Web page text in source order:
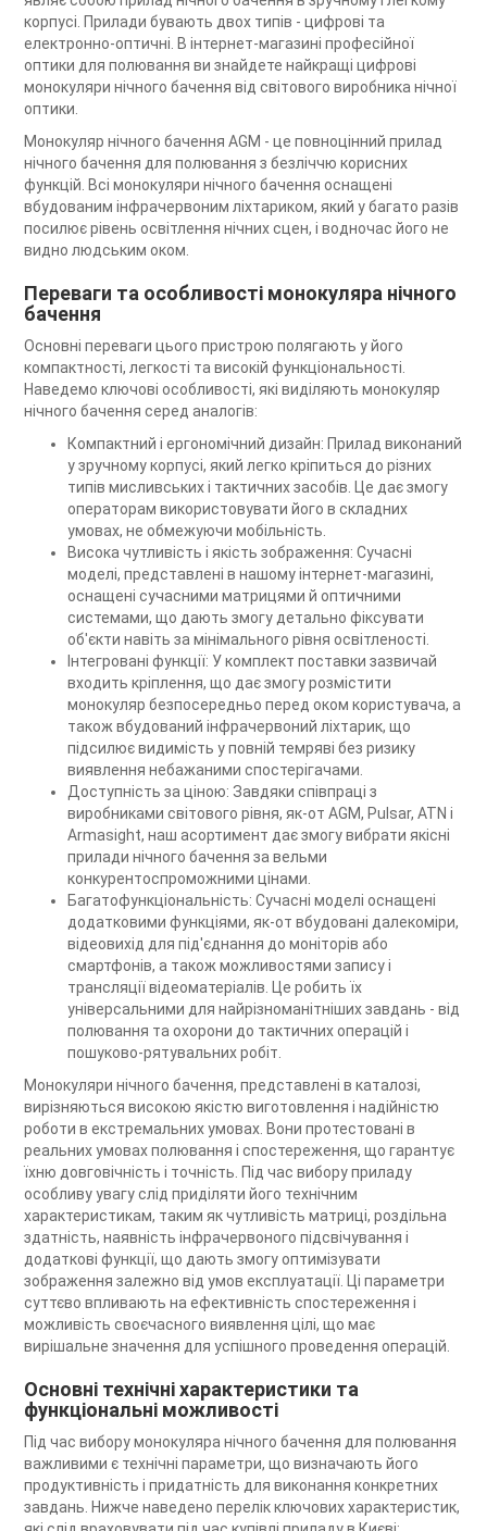
корпусі. Прилади бувають двох типів - цифрові та
електронно-оптичні. В інтернет-магазині професійної
оптики для полювання ви знайдете найкращі цифрові
монокуляри нічного бачення від світового виробника нічної
оптики.
Монокуляр нічного бачення AGM - це повноцінний прилад
нічного бачення для полювання з безліччю корисних
функцій. Всі монокуляри нічного бачення оснащені
вбудованим інфрачервоним ліхтариком, який у багато разів
посилює рівень освітлення нічних сцен, і водночас його не
видно людським оком.
Переваги та особливості монокуляра нічного
бачення
Основні переваги цього пристрою полягають у його
компактності, легкості та високій функціональності.
Наведемо ключові особливості, які виділяють монокуляр
нічного бачення серед аналогів:
Компактний і ергономічний дизайн: Прилад виконаний
у зручному корпусі, який легко кріпиться до різних
типів мисливських і тактичних засобів. Це дає змогу
операторам використовувати його в складних
умовах, не обмежуючи мобільність.
Висока чутливість і якість зображення: Сучасні
моделі, представлені в нашому інтернет-магазині,
оснащені сучасними матрицями й оптичними
системами, що дають змогу детально фіксувати
об'єкти навіть за мінімального рівня освітленості.
Інтегровані функції: У комплект поставки зазвичай
входить кріплення, що дає змогу розмістити
монокуляр безпосередньо перед оком користувача, а
також вбудований інфрачервоний ліхтарик, що
підсилює видимість у повній темряві без ризику
виявлення небажаними спостерігачами.
Доступність за ціною: Завдяки співпраці з
виробниками світового рівня, як-от AGM, Pulsar, ATN і
Armasight, наш асортимент дає змогу вибрати якісні
прилади нічного бачення за вельми
конкурентоспроможними цінами.
Багатофункціональність: Сучасні моделі оснащені
додатковими функціями, як-от вбудовані далекоміри,
відеовихід для під'єднання до моніторів або
смартфонів, а також можливостями запису і
трансляції відеоматеріалів. Це робить їх
універсальними для найрізноманітніших завдань - від
полювання та охорони до тактичних операцій і
пошуково-рятувальних робіт.
Монокуляри нічного бачення, представлені в каталозі,
вирізняються високою якістю виготовлення і надійністю
роботи в екстремальних умовах. Вони протестовані в
реальних умовах полювання і спостереження, що гарантує
їхню довговічність і точність. Під час вибору приладу
особливу увагу слід приділяти його технічним
характеристикам, таким як чутливість матриці, роздільна
здатність, наявність інфрачервоного підсвічування і
додаткові функції, що дають змогу оптимізувати
зображення залежно від умов експлуатації. Ці параметри
суттєво впливають на ефективність спостереження і
можливість своєчасного виявлення цілі, що має
вирішальне значення для успішного проведення операцій.
Основні технічні характеристики та
функціональні можливості
Під час вибору монокуляра нічного бачення для полювання
важливими є технічні параметри, що визначають його
продуктивність і придатність для виконання конкретних
завдань. Нижче наведено перелік ключових характеристик,